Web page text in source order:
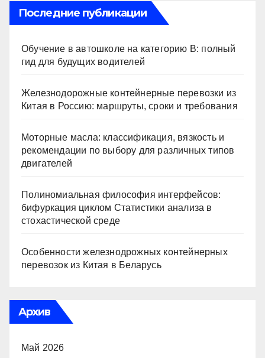
Последние публикации
Обучение в автошколе на категорию В: полный
гид для будущих водителей
Железнодорожные контейнерные перевозки из
Китая в Россию: маршруты, сроки и требования
Моторные масла: классификация, вязкость и
рекомендации по выбору для различных типов
двигателей
Полиномиальная философия интерфейсов:
бифуркация циклом Статистики анализа в
стохастической среде
Особенности железнодрожных контейнерных
перевозок из Китая в Беларусь
Архив
Май 2026